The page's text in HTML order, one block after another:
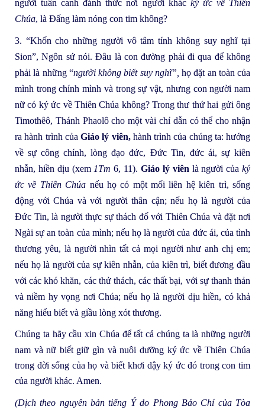
người tuần canh đánh thức nơi người khác ký ức về Thiên
Chúa, là Đấng làm nóng con tim không?
3. “Khốn cho những người vô tâm tính không suy nghĩ tại
Sion”, Ngôn sứ nói. Đâu là con đường phải đi qua để không
phải là những “người không biết suy nghĩ”, họ đặt an toàn của
mình trong chính mình và trong sự vật, nhưng con người nam
nữ có ký ức về Thiên Chúa không? Trong thư thứ hai gửi ông
Timothêô, Thánh Phaolô cho một vài chỉ dẫn có thể cho nhận
ra hành trình của Giáo lý viên, hành trình của chúng ta: hướng
về sự công chính, lòng đạo đức, Đức Tin, đức ái, sự kiên
nhẫn, hiền dịu (xem 1Tm6, 11). Giáo lý viên là người củaký
ức về Thiên Chúa nếu họ có một mối liên hệ kiên trì, sống
động với Chúa và với người thân cận; nếu họ là người của
Đức Tin, là người thực sự thách đố với Thiên Chúa và đặt nơi
Ngài sự an toàn của mình; nếu họ là người của đức ái, của tình
thương yêu, là người nhìn tất cả mọi người như anh chị em;
nếu họ là người của sự kiên nhẫn, của kiên trì, biết đương đầu
với các khó khăn, các thử thách, các thất bại, với sự thanh thản
và niềm hy vọng nơi Chúa; nếu họ là người dịu hiền, có khả
năng hiểu biết và giầu lòng xót thương.
Chúng ta hãy cầu xin Chúa để tất cả chúng ta là những người
nam vànữ biết giữ gìn và nuôi dưỡng ký ức về Thiên Chúa
trong đời sống của họ và biết khơi dậy ký ức đó trong con tim
của người khác. Amen.
(Dịch theo nguyên bản tiếng Ý do Phong Báo Chí của Tòa